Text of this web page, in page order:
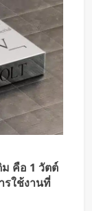
คือ 1 วัตต์
รใช้งานที่